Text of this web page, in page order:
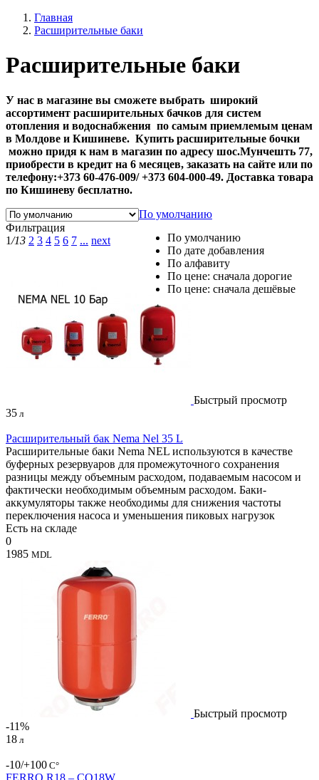
Главная
Расширительные баки
Расширительные баки
У нас в магазине вы сможете выбрать широкий
ассортимент расширительных бачков для систем
отопления и водоснабжения по самым приемлемым ценам
в Молдове и Кишиневе. Купить расширительные бочки
можно придя к нам в магазин по адресу шос.Мунчешть 77,
приобрести в кредит на 6 месяцев, заказать на сайте или по
телефону:+373 60-476-009/ +373 604-000-49. Доставка товара
по Кишиневу бесплатно.
По умолчанию
Фильтрация
1/13 2 3 4 5 6 7 ... next
Быстрый просмотр
35 л
Расширительный бак Nema Nel 35 L
Расширительные баки Nema NEL используются в качестве
буферных резервуаров для промежуточного сохранения
разницы между объемным расходом, подаваемым насосом и
фактически необходимым объемным расходом. Баки-
аккумуляторы также необходимы для снижения частоты
переключения насоса и уменьшения пиковых нагрузок
Есть на складе
0
1985 MDL
Быстрый просмотр
-11%
18 л
-10/+100 С°
FERRO R18 – CO18W
По умолчанию
По дате добавления
По алфавиту
По цене: сначала дорогие
По цене: сначала дешёвые